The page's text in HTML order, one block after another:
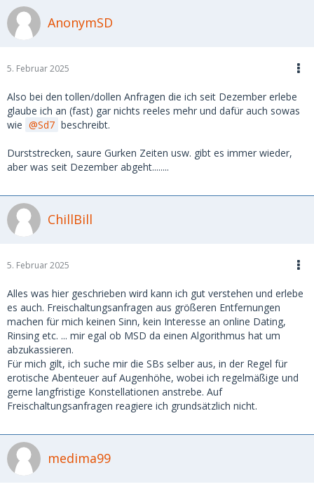
AnonymSD
5. Februar 2025
Also bei den tollen/dollen Anfragen die ich seit Dezember erlebe
glaube ich an (fast) gar nichts reeles mehr und dafür auch sowas
wie
Sd7 beschreibt.
Durststrecken, saure Gurken Zeiten usw. gibt es immer wieder,
aber was seit Dezember abgeht........
ChillBill
5. Februar 2025
Alles was hier geschrieben wird kann ich gut verstehen und erlebe
es auch. Freischaltungsanfragen aus größeren Entfernungen
machen für mich keinen Sinn, kein Interesse an online Dating,
Rinsing etc. ... mir egal ob MSD da einen Algorithmus hat um
abzukassieren.
Für mich gilt, ich suche mir die SBs selber aus, in der Regel für
erotische Abenteuer auf Augenhöhe, wobei ich regelmäßige und
gerne langfristige Konstellationen anstrebe. Auf
Freischaltungsanfragen reagiere ich grundsätzlich nicht.
medima99